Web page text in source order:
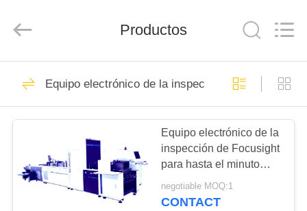
HOGAR
PRODUCTOS
SOBRE
NOSOTROS
Technology
Co.,Ltd.
Reserved.
máquina de la
inspección del
focusight
Productos
Equipo electrónico de la inspección
Equipo electrónico de la
inspección de Focusight
para hasta el minuto
90mm×90m m y
480mm×420m m
negotiable MOQ:1
CONTACT